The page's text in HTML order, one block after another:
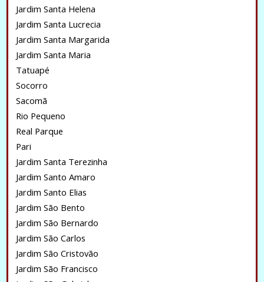
Jardim Santa Helena
Jardim Santa Lucrecia
Jardim Santa Margarida
Jardim Santa Maria
Tatuapé
Socorro
Sacomã
Rio Pequeno
Real Parque
Pari
Jardim Santa Terezinha
Jardim Santo Amaro
Jardim Santo Elias
Jardim São Bento
Jardim São Bernardo
Jardim São Carlos
Jardim São Cristovão
Jardim São Francisco